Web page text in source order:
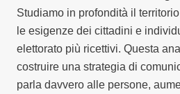
Studiamo in profondità il
le esigenze dei cittadini e
elettorato più ricettivi. Questa
costruire una strategia di
parla davvero alle persone,